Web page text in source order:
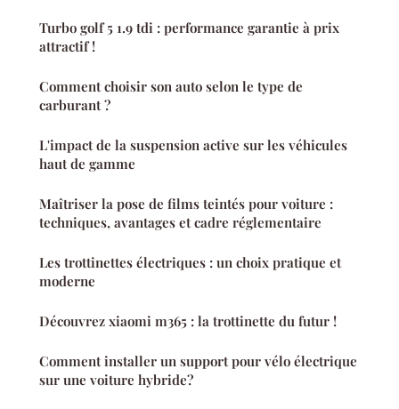
Turbo golf 5 1.9 tdi : performance garantie à prix
attractif !
Comment choisir son auto selon le type de
carburant ?
L'impact de la suspension active sur les véhicules
haut de gamme
Maîtriser la pose de films teintés pour voiture :
techniques, avantages et cadre réglementaire
Les trottinettes électriques : un choix pratique et
moderne
Découvrez xiaomi m365 : la trottinette du futur !
Comment installer un support pour vélo électrique
sur une voiture hybride?